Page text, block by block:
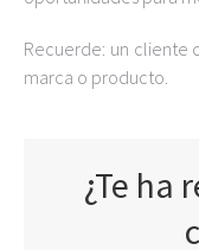
Recuerde: un cliente
marca o producto.
¿Te ha